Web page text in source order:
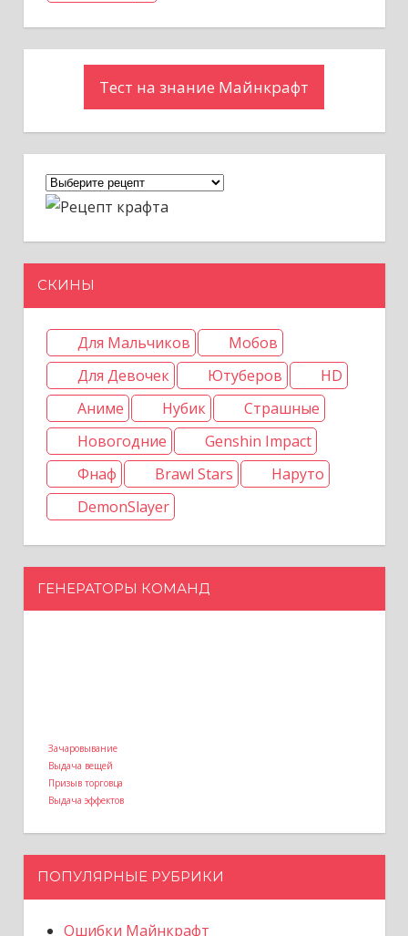
Тест на знание Майнкрафт
СКИНЫ
Для Мальчиков
Мобов
Для Девочек
Ютуберов
HD
Аниме
Нубик
Страшные
Новогодние
Genshin Impact
Фнаф
Brawl Stars
Наруто
DemonSlayer
ГЕНЕРАТОРЫ КОМАНД
Зачаровывание
Выдача вещей
Призыв торговца
Выдача эффектов
ПОПУЛЯРНЫЕ РУБРИКИ
Ошибки Майнкрафт